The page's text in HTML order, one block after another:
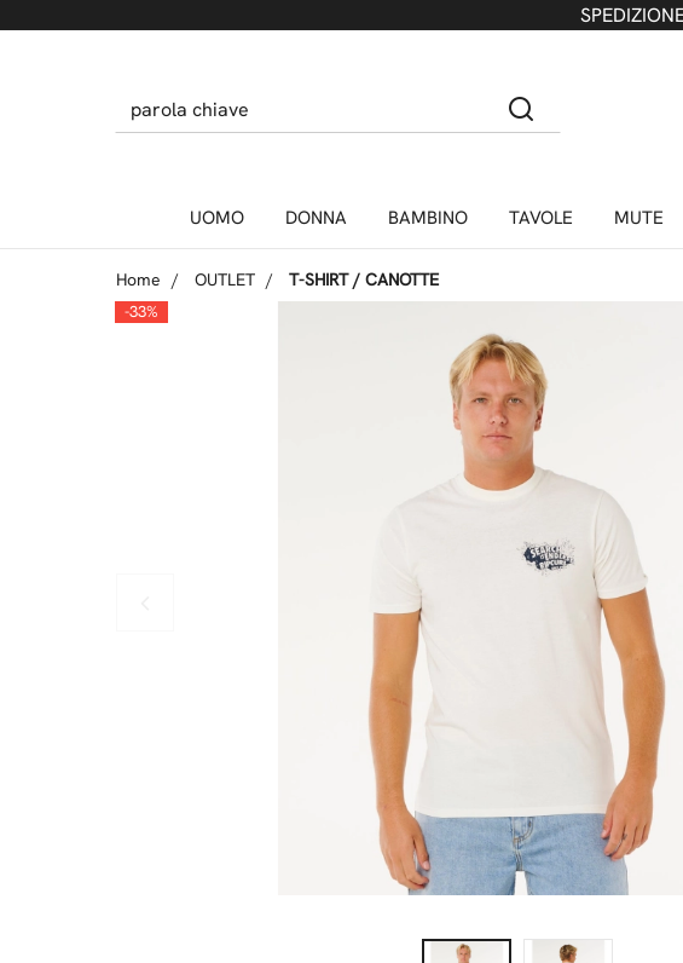
UOMO DONNA BAMBINO TAVOLE MUTE
Home OUTLET T-SHIRT / CANOTTE
-33%